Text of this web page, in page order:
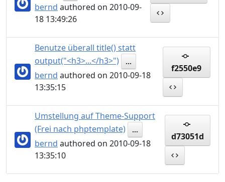
bernd authored on 2010-09-
18 13:49:26
Benutze überall title() statt
output("<h3>...</h3>")
...
bernd authored on 2010-09-18
13:35:15
f2550e9
Umstellung auf Theme-Support
(Frei nach phptemplate)
...
bernd authored on 2010-09-18
13:35:10
d73051d